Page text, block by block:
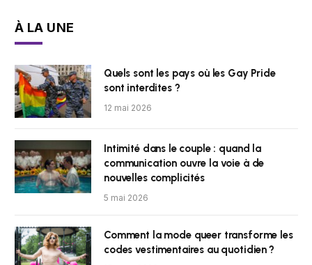
À LA UNE
Quels sont les pays où les Gay Pride
sont interdites ?
12 mai 2026
Intimité dans le couple : quand la
communication ouvre la voie à de
nouvelles complicités
5 mai 2026
Comment la mode queer transforme les
codes vestimentaires au quotidien ?